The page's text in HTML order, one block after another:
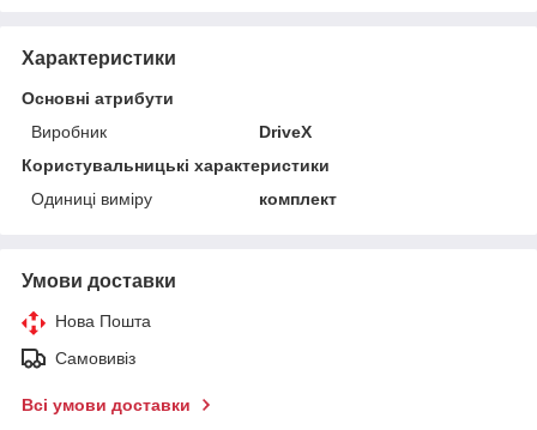
Характеристики
Основні атрибути
Виробник
DriveX
Користувальницькі характеристики
Одиниці виміру
комплект
Умови доставки
Нова Пошта
Самовивіз
Всі умови доставки